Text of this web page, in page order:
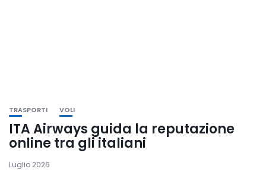
TRASPORTI VOLI
ITA Airways guida la reputazione
online tra gli italiani
Luglio 2026